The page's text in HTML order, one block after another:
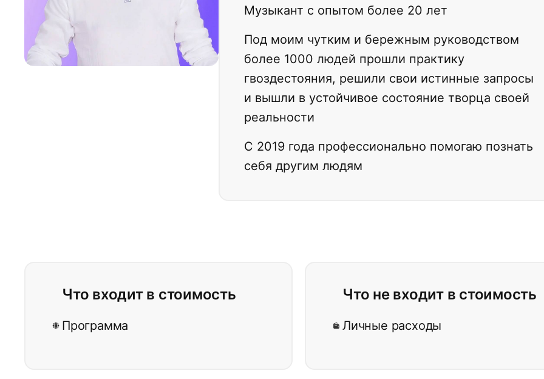
Музыкант с опытом более 20 лет
Под моим чутким и бережным руководством
более 1000 людей прошли практику
гвоздестояния, решили свои истинные запросы
и вышли в устойчивое состояние творца своей
реальности
С 2019 года профессионально помогаю познать
себя другим людям
Что входит в стоимость
Программа
Что не входит в стоимость
Личные расходы